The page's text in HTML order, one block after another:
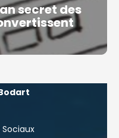
secret des
Sociaux